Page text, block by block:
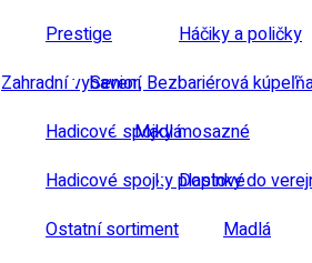
Prestige
Zahradní vybavení
Hadicové spojky mosazné
Hadicové spojky plastové
Ostatní sortiment
Háčiky a poličky
Senior, Bezbariérová
Madlá
Doplnky do
Madlá